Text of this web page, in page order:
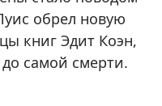
обрел новую
книг Эдит Коэн,
самой смерти.